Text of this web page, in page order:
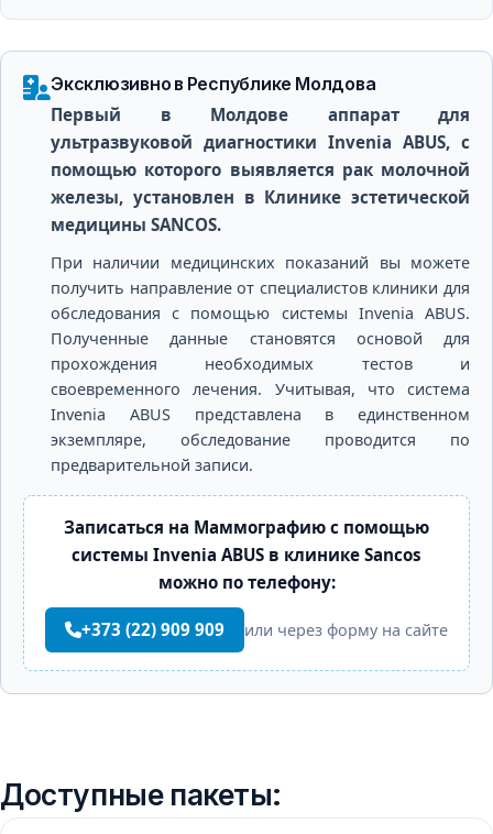
Эксклюзивно в Республике Молдова
Первый в Молдове аппарат для
ультразвуковой диагностики Invenia ABUS, с
помощью которого выявляется рак молочной
железы, установлен в Клинике эстетической
медицины SANCOS.
При наличии медицинских показаний вы можете
получить направление от специалистов клиники для
обследования с помощью системы Invenia ABUS.
Полученные данные становятся основой для
прохождения необходимых тестов и
своевременного лечения. Учитывая, что система
Invenia ABUS представлена в единственном
экземпляре, обследование проводится по
предварительной записи.
Записаться на Маммографию с помощью
системы Invenia ABUS в клинике Sancos
можно по телефону:
+373 (22) 909 909 или через форму на сайте
Доступные пакеты: